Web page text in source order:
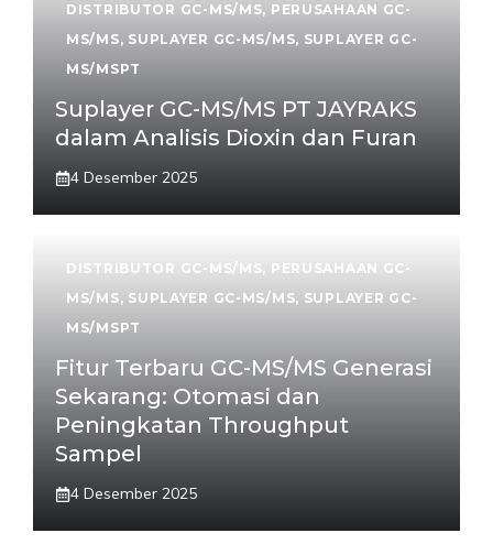
DISTRIBUTOR GC-MS/MS, PERUSAHAAN GC-
MS/MS, SUPLAYER GC-MS/MS, SUPLAYER GC-
MS/MSPT
Suplayer GC-MS/MS PT JAYRAKS
dalam Analisis Dioxin dan Furan
4 Desember 2025
DISTRIBUTOR GC-MS/MS, PERUSAHAAN GC-
MS/MS, SUPLAYER GC-MS/MS, SUPLAYER GC-
MS/MSPT
Fitur Terbaru GC-MS/MS Generasi
Sekarang: Otomasi dan
Peningkatan Throughput
Sampel
4 Desember 2025